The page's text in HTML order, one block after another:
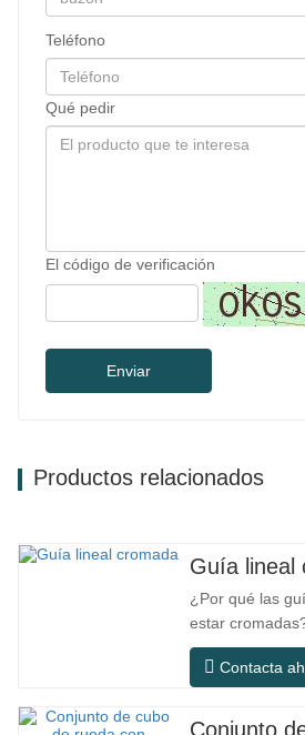
Teléfono
Qué pedir
El código de verificación
Enviar
Productos relacionados
Guía lineal
¿Por qué las
estar
acero ordinario
necesidades
Contacta